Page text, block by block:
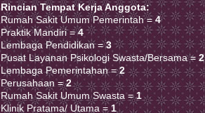
Rincian Tempat Kerja Anggota:
Rumah Sakit Umum Pemerintah =4
Praktik Mandiri =4
Lembaga Pendidikan =3
Pusat Layanan Psikologi Swasta/Bersama =2
Lembaga Pemerintahan =2
Perusahaan =2
Rumah Sakit Umum Swasta =1
Klinik Pratama/ Utama = 1